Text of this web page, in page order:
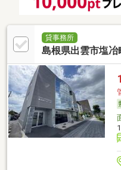
貸事務所
島根県出雲市塩冶